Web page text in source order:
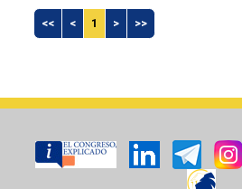
<< < 1 > >>